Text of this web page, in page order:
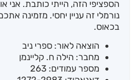
הספציפי הזה, הייתי כותבת. אני
נורמלי זה עניין יחסי. מזמינה
בכאוס.
הוצאה לאור: ספרי ניב
מחבר: הילה ח. קליינמן
מספר עמודים: 263